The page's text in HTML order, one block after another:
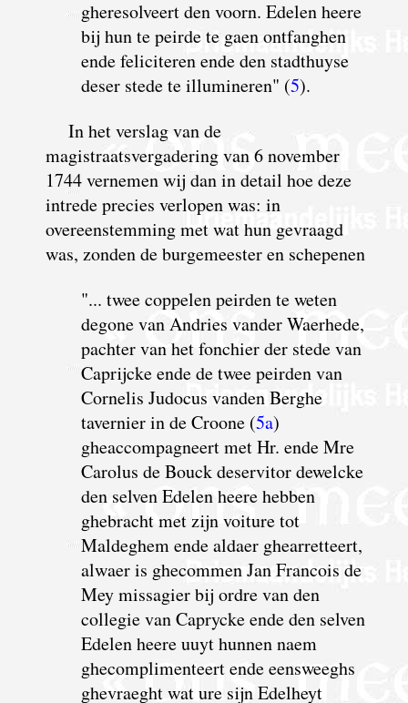
gheresolveert den voorn. Edelen heere
bij hun te peirde te gaen ontfanghen
ende feliciteren ende den stadthuyse
deser stede te illumineren" (5).
In het verslag van de
magistraatsvergadering van 6 november
1744 vernemen wij dan in detail hoe deze
intrede precies verlopen was: in
overeenstemming met wat hun gevraagd
was, zonden de burgemeester en schepenen
"... twee coppelen peirden te weten
degone van Andries vander Waerhede,
pachter van het fonchier der stede van
Caprijcke ende de twee peirden van
Cornelis Judocus vanden Berghe
tavernier in de Croone (5a)
gheaccompagneert met Hr. ende Mre
Carolus de Bouck deservitor dewelcke
den selven Edelen heere hebben
ghebracht met zijn voiture tot
Maldeghem ende aldaer ghearretteert,
alwaer is ghecommen Jan Francois de
Mey missagier bij ordre van den
collegie van Caprycke ende den selven
Edelen heere uuyt hunnen naem
ghecomplimenteert ende eensweeghs
ghevraeght wat ure sijn Edelheyt